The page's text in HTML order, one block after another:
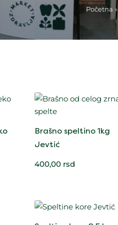
Početna »
Brašno speltino 1kg
Jevtić
400,00 rsd